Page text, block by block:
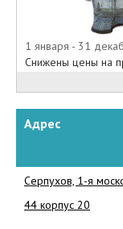
1 января - 31
Снижены цены на
Адрес
Серпухов, 1-я
44 корпус 20